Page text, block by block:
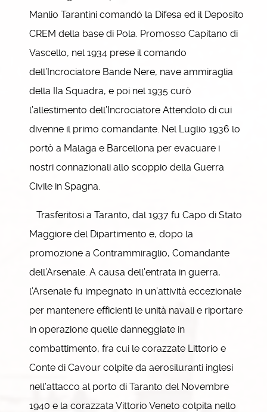
Manlio Tarantini comandò la Difesa ed il Deposito
CREM della base di Pola. Promosso Capitano di
Vascello, nel 1934 prese il comando
dell’Incrociatore Bande Nere, nave ammiraglia
della IIa Squadra, e poi nel 1935 curò
l’allestimento dell’Incrociatore Attendolo di cui
divenne il primo comandante. Nel Luglio 1936 lo
portò a Malaga e Barcellona per evacuare i
nostri connazionali allo scoppio della Guerra
Civile in Spagna.
Trasferitosi a Taranto, dal 1937 fu Capo di Stato
Maggiore del Dipartimento e, dopo la
promozione a Contrammiraglio, Comandante
dell’Arsenale. A causa dell’entrata in guerra,
l’Arsenale fu impegnato in un’attività eccezionale
per mantenere efficienti le unità navali e riportare
in operazione quelle danneggiate in
combattimento, fra cui le corazzate Littorio e
Conte di Cavour colpite da aerosiluranti inglesi
nell’attacco al porto di Taranto del Novembre
1940 e la corazzata Vittorio Veneto colpita nello